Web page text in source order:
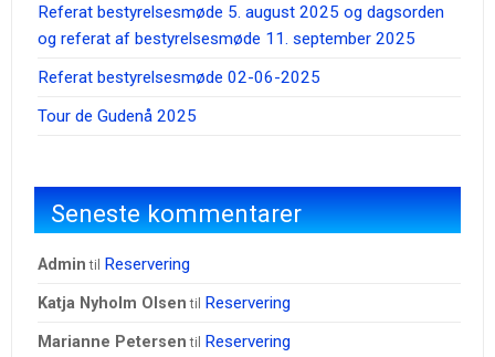
Referat bestyrelsesmøde 5. august 2025 og dagsorden
og referat af bestyrelsesmøde 11. september 2025
Referat bestyrelsesmøde 02-06-2025
Tour de Gudenå 2025
Seneste kommentarer
admin til Reservering
Katja Nyholm Olsen til Reservering
Marianne Petersen til Reservering